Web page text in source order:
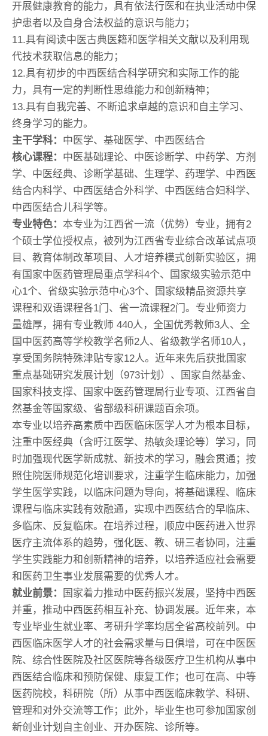
开展健康教育的能力，具有依法行医和在执业活动中保
护患者以及自身合法权益的意识与能力；
11.具有阅读中医古典医籍和医学相关文献以及利用现
代技术获取信息的能力；
12.具有初步的中西医结合科学研究和实际工作的能
力，具有一定的判断性思维能力和创新精神；
13.具有自我完善、不断追求卓越的意识和自主学习、
终身学习的能力。
主干学科： 中医学、基础医学、中西医结合
核心课程： 中医基础理论、中医诊断学、中药学、方剂
学、中医经典、诊断学基础、生理学、药理学、中西医
结合内科学、中西医结合外科学、中西医结合妇科学、
中西医结合儿科学等。
专业特色： 本专业为江西省一流（优势）专业，拥有2
个硕士学位授权点，被列为江西省专业综合改革试点项
目、教育体制改革项目、人才培养模式创新实验区，拥
有国家中医药管理局重点学科4个、国家级实验示范中
心1个、省级实验示范中心3个、国家级精品资源共享
课程和双语课程各1门、省一流课程2门。专业师资力
量雄厚，拥有专业教师 440人，全国优秀教师3人、全
国中医药高等学校教学名师2人、省级教学名师10人，
享受国务院特殊津贴专家12人。近年来先后获批国家
重点基础研究发展计划（973计划）、国家自然基金、
国家科技支撑、国家中医药管理局行业专项、江西省自
然基金等国家级、省部级科研课题百余项。
本专业以培养高素质中西医临床医学人才为根本目标，
注重中医经典（含旴江医学、热敏灸理论等）学习，同
时加强现代医学新成就、新技术的学习，融会贯通；按
照住院医师规范化培训要求，注重学生临床能力，加强
学生医学实践，以临床问题为导向，将基础课程、临床
课程与临床实践有效融通，实现中西医结合的早临床、
多临床、反复临床。在培养过程，顺应中医药进入世界
医疗主流体系的趋势，强化医、教、研三者协同，注重
学生实践能力和创新精神的培养，以培养适应社会需要
和医药卫生事业发展需要的优秀人才。
就业前景：
国家着力推动中医药振兴发展，坚持中西医
并重，推动中西医药相互补充、协调发展。近年来，本
专业毕业生就业率、考研升学率均居全省高校前列。中
西医临床医学人才的社会需求量与日俱增，可在中医医
院、综合性医院及社区医院等各级医疗卫生机构从事中
西医结合临床和预防保健、康复工作；也可在高、中等
医药院校，科研院（所）从事中西医临床教学、科研、
管理和对外交流等工作；此外，毕业生也可参加国家创
新创业计划自主创业、开办医院、诊所等。